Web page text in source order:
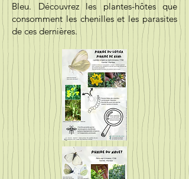
Bleu. Découvrez les plantes-hôtes que
consomment les chenilles et les parasites
de ces dernières.